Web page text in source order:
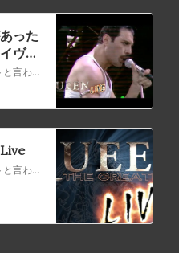
った
ヴ・
(エ
クイーンが究極のライヴ・アクトと言われる理由を1年間にわたって探る『Queen The Greatest』の新シリーズ『Queen The Greatest Live』 第2回は、クイーンのリハーサルについてのパート2。彼らの献身的な姿勢がいかに重要な役割を果たしていたのかをご紹介します。
クイーンが究極のライヴ・アクトと言われる理由を1年間にわたって探るドキュメンタリー『Queen The Greatest』の新シリーズ『Queen The Greatest Live』がスタートします。